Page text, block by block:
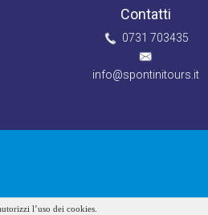
l’uso dei cookies.
Contatti
0731 703435
info@spontinitours.it